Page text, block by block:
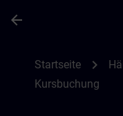
arrow_back
Startseite chevron_right
Kursbuchung